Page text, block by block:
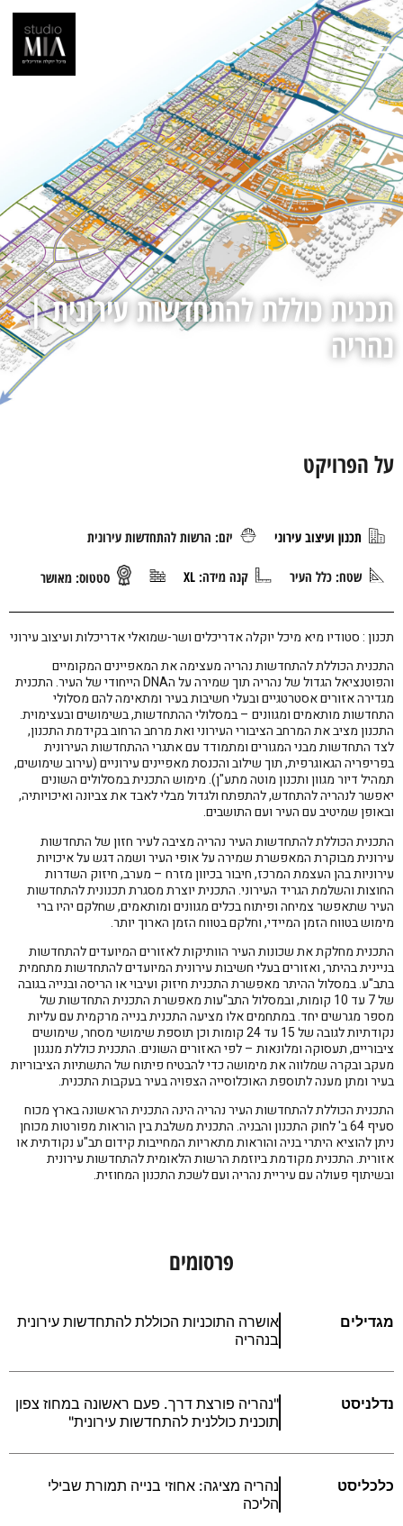
תכנית כוללת להתחדשות עירונית |
נהריה
על הפרויקט
תכנון ועיצוב עירוני יזם: הרשות להתחדשות עירונית
שטח: כלל העיר קנה מידה: XL סטטוס: מאושר
תכנון : סטודיו מיא מיכל יוקלה אדריכלים ושר-שמואלי אדריכלות ועיצוב עירוני
התכנית הכוללת להתחדשות נהריה מעצימה את המאפיינים המקומיים
והפוטנציאל הגדול של נהריה תוך שמירה על הDNA הייחודי של העיר. התכנית
מגדירה אזורים אסטרטגיים ובעלי חשיבות בעיר ומתאימה להם מסלולי
התחדשות מותאמים ומגוונים – במסלולי ההתחדשות, בשימושים ובעצימוית.
התכנון מציב את המרחב הציבורי העירוני ואת מרחב הרחוב בקידמת התכנון,
לצד התחדשות מבני המגורים ומתמודד עם אתגרי ההתחדשות העירונית
בפריפריה הגאוגרפית, תוך שילוב והכנסת מאפיינים עירוניים (עירוב שימושים,
תמהיל דיור מגוון ותכנון מוטה מתע"ן). מימוש התכנית במסלולים השונים
יאפשר לנהריה להתחדש, להתפתח ולגדול מבלי לאבד את צביונה ואיכויותיה,
ובאופן שמיטיב עם העיר ועם התושבים.
התכנית הכוללת להתחדשות העיר נהריה מציבה לעיר חזון של התחדשות
עירונית מבוקרת המאפשרת שמירה על אופי העיר ושמה דגש על איכויות
עירוניות בהן העצמת המרכז, חיבור בכיוון מזרח – מערב, חיזוק השדרות
החוצות והשלמת הגריד העירוני. התכנית יוצרת מסגרת תכנונית להתחדשות
העיר שתאפשר צמיחה ופיתוח בכלים מגוונים ומותאמים, שחלקם יהיו ברי
מימוש בטווח הזמן המיידי, וחלקם בטווח הזמן הארוך יותר.
התכנית מחלקת את שכונות העיר הוותיקות לאזורים המיועדים להתחדשות
בניינית בהיתר, ואזורים בעלי חשיבות עירונית המיועדים להתחדשות מתחמית
בתב"ע. במסלול ההיתר מאפשרת התכנית חיזוק ועיבוי או הריסה ובנייה בגובה
של 7 עד 10 קומות, ובמסלול התב"עות מאפשרת התכנית התחדשות של
מספר מגרשים יחד. במתחמים אלו מציעה התכנית בנייה מרקמית עם עליות
נקודתיות לגובה של 15 עד 24 קומות וכן תוספת שימושי מסחר, שימושים
ציבוריים, תעסוקה ומלונאות – לפי האזורים השונים. התכנית כוללת מנגנון
מעקב ובקרה שמלווה את מימושה כדי להבטיח פיתוח של התשתיות הציבוריות
בעיר ומתן מענה לתוספת האוכלוסייה הצפויה בעיר בעקבות התכנית.
התכנית הכוללת להתחדשות העיר נהריה הינה התכנית הראשונה בארץ מכוח
סעיף 64 ב' לחוק התכנון והבניה. התכנית משלבת בין הוראות מפורטות מכוחן
ניתן להוציא היתרי בניה והוראות מתאריות המחייבות קידום תב"ע נקודתית או
אזורית. התכנית מקודמת ביוזמת הרשות הלאומית להתחדשות עירונית
ובשיתוף פעולה עם עיריית נהריה ועם לשכת התכנון המחוזית.
פרסומים
מגדילים
אושרה התוכניות הכוללת להתחדשות עירונית
בנהריה
נדלניסט
"נהריה פורצת דרך. פעם ראשונה במחוז צפון
תוכנית כוללנית להתחדשות עירונית"
כלכליסט
נהריה מציגה: אחוזי בנייה תמורת שבילי
הליכה